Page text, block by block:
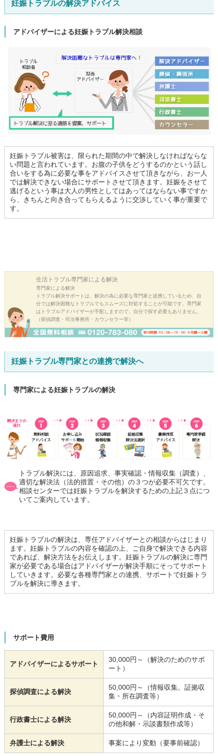
妊娠トラブルの解決アドバイス
アドバイザーによる妊娠トラブル解決相談
妊娠トラブル被害は、限られた期間の中で解決しなければならな
い問題と言われています。お腹の子供をどうするのかという話し
合いをする為に必要な事をアドバイスさせて頂きながら、お一人
では解決できない場合にサポートさせて頂きます。妊娠をさせて
逃げるという事は大人の男性としてはあってはならない事ですか
ら、きちんと向き合ってもらえるように交渉していく事が重要で
す。
生活トラブル専門家による解決
専門家による解決
トラブル解決サポートは、解決の為に必要な専門家と提携しているため、自
分では解決困難なトラブルでもスムーズに対処することが可能です。専門家
はトラブルアドバイザーが手配しますので、自分で探す必要もありません。
（探偵調査・司法事務所・カウンセラー等）
妊娠トラブル専門家との連携で解決へ
専門家による妊娠トラブルの解決
トラブル解決には、原因追求、事実確認・情報収集（調査）、
適切な解決法（法的措置・その他）の３つが必要不可欠です。
相談センターでは妊娠トラブルを解決するための上記３点につ
いてご案内しています。
妊娠トラブルの解決は、専任アドバイザーとの相談からはじまり
ます。妊娠トラブルの内容を確認の上、ご自身で解決できる内容
であれば、解決方法をお伝えします。妊娠トラブルの解決に専門
家が必要である場合はアドバイザーが解決手順にそってサポート
していきます。必要な各種専門家との連携、サポートで妊娠トラ
ブルを解決に導きます。
サポート費用
アドバイザーによるサポート
30,000円～（解決のためのサポ
ート）
探偵調査による解決
50,000円～（情報収集。証拠収
集・所在調査等）
行政書士による解決
50,000円～（内容証明作成・そ
の他和解・示談書類作成等）
弁護士による解決 事案により変動（要事前確認）